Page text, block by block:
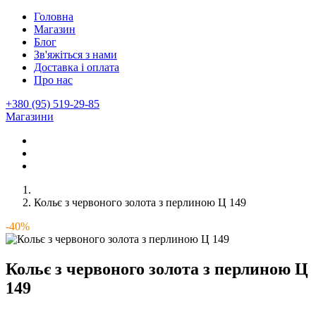
Головна
Магазин
Блог
Зв'яжіться з нами
Доставка і оплата
Про нас
+380 (95) 519-29-85
Магазини
Кольє з червоного золота з перлиною Ц 149
-40%
Кольє з червоного золота з перлиною Ц
149